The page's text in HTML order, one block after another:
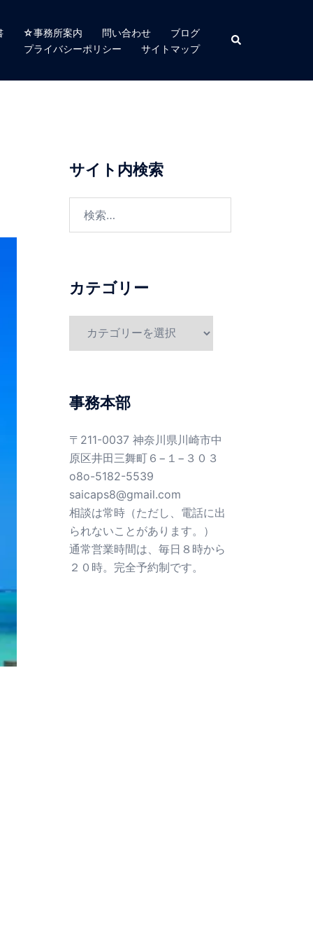
☆事務所案内 問い合わせ
ブログ
プライバシーポリシー
サイトマップ
検
索
サイト内検索
カテゴリー
ー
事務本部
〒211-0037 神奈川県川崎市中
原区井田三舞町６−１−３０３
o8o-5182-5539
saicaps8@gmail.com
相談は常時（ただし、電話に出
られないことがあります。）
通常営業時間は、毎日８時から
２０時。完全予約制です。